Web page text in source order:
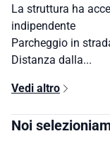
La struttura ha
indipendente
Parcheggio in
Distanza dalla...
Vedi altro
Noi